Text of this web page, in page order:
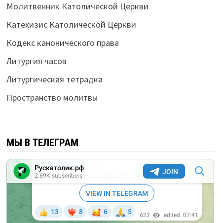
Молитвенник Католической Церкви
Катехизис Католической Церкви
Кодекс канонического права
Литургия часов
Литургическая тетрадка
Пространство молитвы
МЫ В ТЕЛЕГРАМ